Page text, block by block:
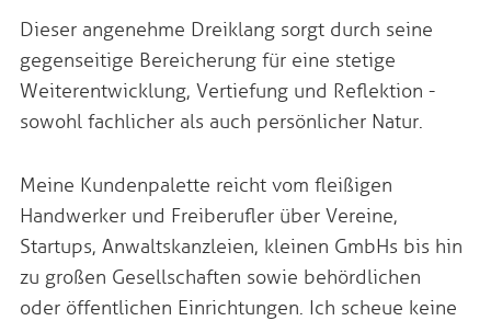
Dieser angenehme Dreiklang sorgt durch seine
gegenseitige Bereicherung für eine stetige
Weiterentwicklung, Vertiefung und Reflektion -
sowohl fachlicher als auch persönlicher Natur.
Meine Kundenpalette reicht vom fleißigen
Handwerker und Freiberufler über Vereine,
Startups, Anwaltskanzleien, kleinen GmbHs bis hin
zu großen Gesellschaften sowie behördlichen
oder öffentlichen Einrichtungen. Ich scheue keine